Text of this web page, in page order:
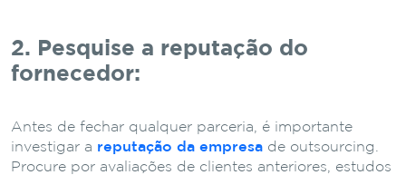
2. Pesquise a reputação do
fornecedor:
Antes de fechar qualquer parceria, é importante
investigar a reputação da empresa de outsourcing.
Procure por avaliações de clientes anteriores, estudos